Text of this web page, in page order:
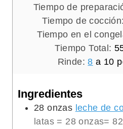
Tiempo de
Tiempo de cocción:
Tiempo en el
Tiempo Total:
Rinde:8 a 10
Ingredientes
28 onzas leche de
latas = 28 onzas=